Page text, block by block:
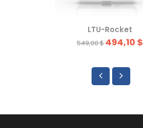
LTU-Rocket
549,00 $ 494,10 $